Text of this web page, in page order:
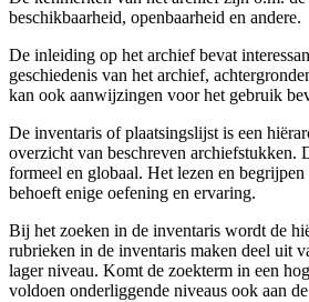
beschikbaarheid, openbaarheid en andere.
De inleiding op het archief bevat
geschiedenis van het archief,
kan ook aanwijzingen voor het gebruik
De inventaris of plaatsingslijst is een
overzicht van beschreven archiefstukken.
formeel en globaal. Het lezen en
behoeft enige oefening en ervaring.
Bij het zoeken in de inventaris wordt de
rubrieken in de inventaris maken deel uit
lager niveau. Komt de zoekterm in een
voldoen onderliggende niveaus ook aan